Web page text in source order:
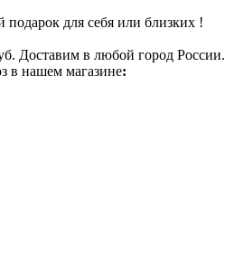
для себя или близких !
Доставим в любой город России.
в нашем магазине: